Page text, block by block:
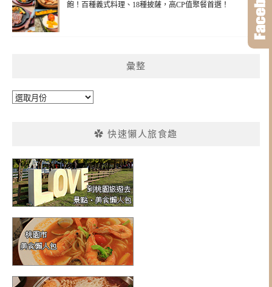
飽！百種義式料理、18種披薩，高CP值聚餐首選！
彙整
彙
✿ 快速懶人旅食趣